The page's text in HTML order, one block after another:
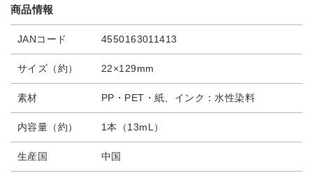
商品情報
JANコード 4550163011413
サイズ（約） 22×129mm
素材 PP・PET・紙、インク：水性染料
内容量（約） 1本（13mL）
生産国 中国